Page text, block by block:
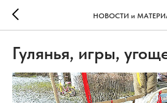
НОВОСТИ и
Гулянья, игры,